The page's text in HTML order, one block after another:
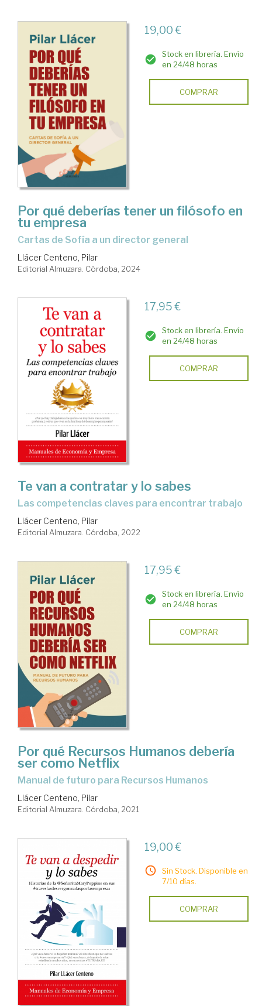
19,00 €
Stock en librería. Envío
en 24/48 horas
COMPRAR
Por qué deberías tener un filósofo en
tu empresa
Cartas de Sofía a un director general
Llácer Centeno, Pilar
Editorial Almuzara. Córdoba, 2024
17,95 €
Stock en librería. Envío
en 24/48 horas
COMPRAR
Te van a contratar y lo sabes
las competencias claves para encontrar trabajo
Llácer Centeno, Pilar
Editorial Almuzara. Córdoba, 2022
17,95 €
Stock en librería. Envío
en 24/48 horas
COMPRAR
Por qué Recursos Humanos debería
ser como Netflix
manual de futuro para Recursos Humanos
Llácer Centeno, Pilar
Editorial Almuzara. Córdoba, 2021
19,00 €
Sin Stock. Disponible en
7/10 días.
COMPRAR